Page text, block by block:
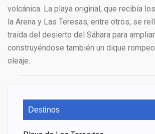
volcánica. La playa original, que recibía
la Arena y Las Teresas, entre otros, se
traída del desierto del Sáhara para
construyéndose también un dique
oleaje.
Destinos